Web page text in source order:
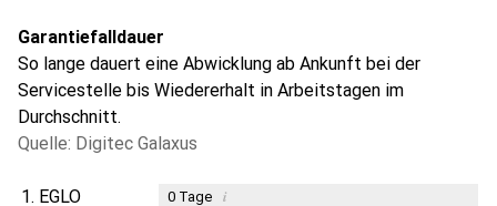
Garantiefalldauer
So lange dauert eine Abwicklung ab Ankunft bei der
Servicestelle bis Wiedererhalt in Arbeitstagen im
Durchschnitt.
Quelle: Digitec Galaxus
1. EGLO 0Tage i